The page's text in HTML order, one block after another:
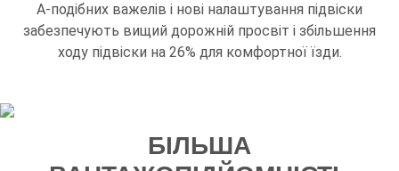
А-подібних важелів і нові налаштування підвіски
забезпечують вищий дорожній просвіт і збільшення
ходу підвіски на 26% для комфортної їзди.
БІЛЬША